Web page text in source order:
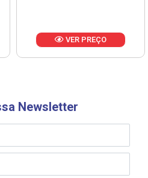
VER PREÇO
Newsletter